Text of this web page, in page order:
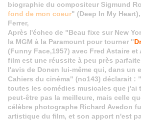
biographie du compositeur Sigmund
fond de mon coeur" (Deep In My
Ferrer,
Après l'échec de "Beau fixe sur New
la MGM à la Paramount pour tourner "
(Funny Face,1957) avec Fred Astaire et
film est une réussite à peu près
l'avis de Donen lui-même qui, dans un
Cahiers du cinéma" (no143) déclarait :
toutes les comédies musicales que j'ai
peut-être pas la meilleure, mais celle
célèbre photographe Richard Avedon
artistique du film, et son apport n'est